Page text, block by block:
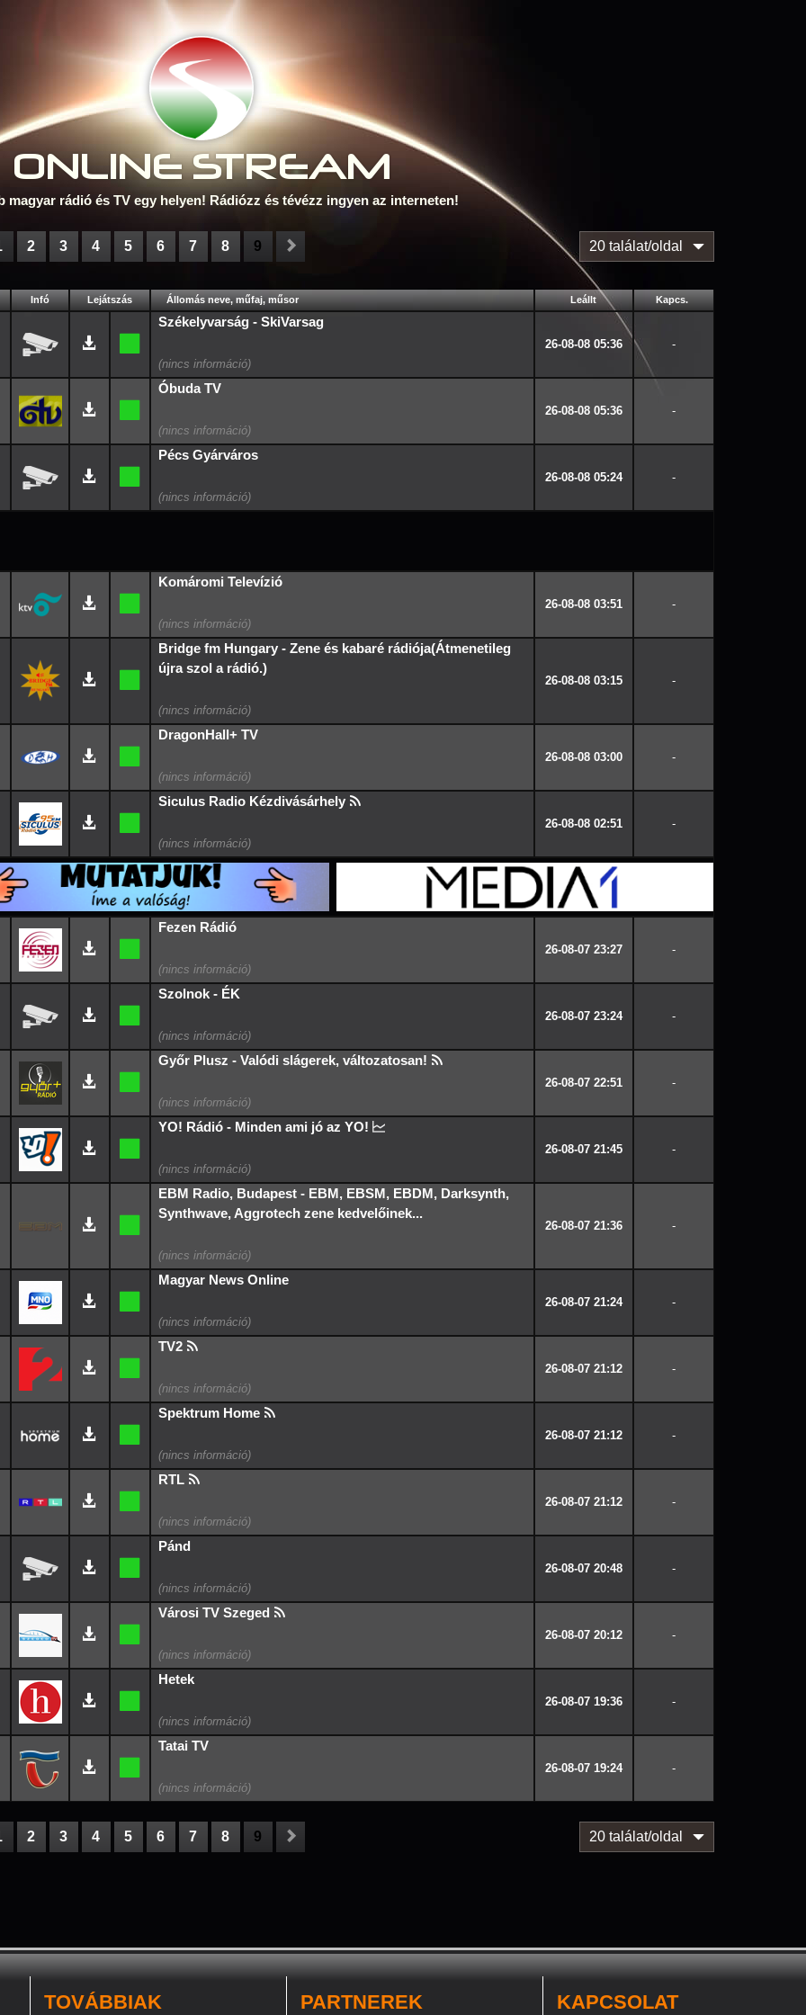
ONLINE STREAM
magyar rádió és TV egy helyen! Rádiózz és tévézz ingyen az interneten!
2 3 4 5 6 7 8 9 20 találat/oldal
Infó Lejátszás Állomás neve, műfaj, műsor Leállt Kapcs.
Székelyvarság - SkiVarsag
26-08-08 05:36 -
Óbuda TV
26-08-08 05:36 -
Pécs Gyárváros
26-08-08 05:24 -
Komáromi Televízió
26-08-08 03:51 -
Bridge fm Hungary - Zene és kabaré rádiója(Átmenetileg
újra szol a rádió.)
26-08-08 03:15 -
DragonHall+ TV
26-08-08 03:00 -
Siculus Radio Kézdivásárhely
26-08-08 02:51 -
Fezen Rádió
26-08-07 23:27 -
Szolnok - ÉK
26-08-07 23:24 -
Győr Plusz - Valódi slágerek, változatosan!
26-08-07 22:51 -
YO! Rádió - Minden ami jó az YO!
26-08-07 21:45 -
EBM Radio, Budapest - EBM, EBSM, EBDM, Darksynth,
Synthwave, Aggrotech zene kedvelőinek...
26-08-07 21:36 -
Magyar News Online
26-08-07 21:24 -
TV2
26-08-07 21:12 -
Spektrum Home
26-08-07 21:12 -
RTL
26-08-07 21:12 -
Pánd
26-08-07 20:48 -
Városi TV Szeged
26-08-07 20:12 -
Hetek
26-08-07 19:36 -
Tatai TV
26-08-07 19:24 -
2 3 4 5 6 7 8 9 20 találat/oldal
TOVÁBBIAK PARTNEREK KAPCSOLAT